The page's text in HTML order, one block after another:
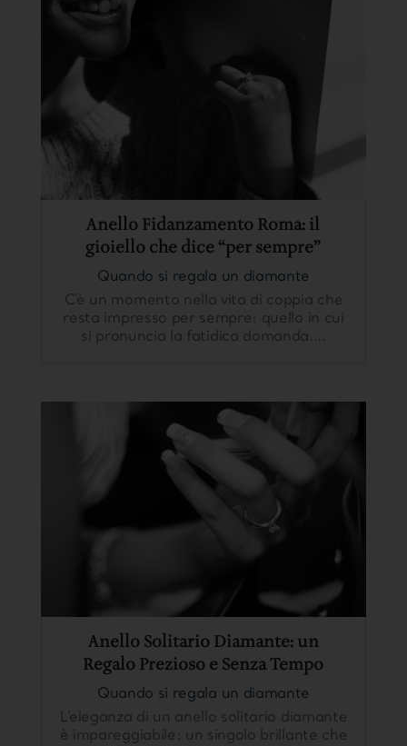
Anello Fidanzamento Roma: il
gioiello che dice “per sempre”
Quando si regala un diamante
C’è un momento nella vita di coppia che
resta impresso per sempre: quello in cui
si pronuncia la fatidica domanda....
Anello Solitario Diamante: un
Regalo Prezioso e Senza Tempo
Quando si regala un diamante
L’eleganza di un anello solitario diamante
è impareggiabile: un singolo brillante che